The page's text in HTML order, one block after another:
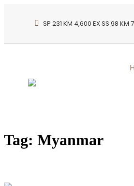
SP 231 KM 4,600 EX SS 98
Tag: Myanmar